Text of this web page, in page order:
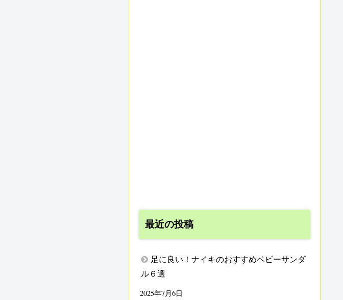
最近の投稿
足に良い！ナイキのおすすめベビーサンダ
ル６選
2025年7月6日